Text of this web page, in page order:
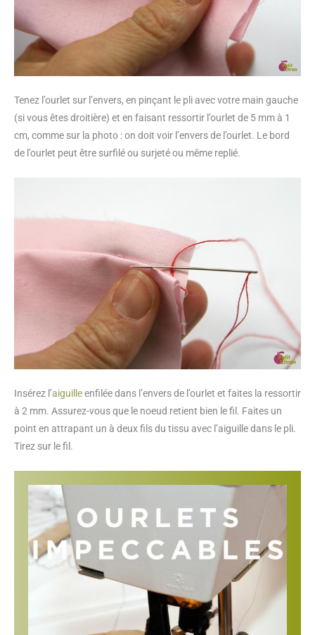
Tenez l’ourlet sur l’envers, en pinçant le pli avec votre main gauche
(si vous êtes droitière) et en faisant ressortir l’ourlet de 5 mm à 1
cm, comme sur la photo : on doit voir l’envers de l’ourlet. Le bord
de l’ourlet peut être surfilé ou surjeté ou même replié.
Insérez l’aiguilleenfilée dans l’envers de l’ourlet et faites la ressortir
à 2 mm. Assurez-vous que le noeud retient bien le fil. Faites un
point en attrapant un à deux fils du tissu avec l’aiguille dans le pli.
Tirez sur le fil.